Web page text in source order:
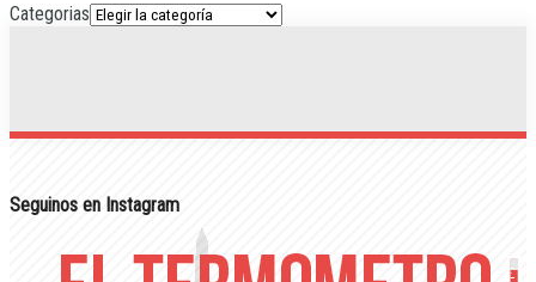
Categorias
Seguinos en Instagram